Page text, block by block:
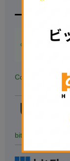
Coincheck
bitbank